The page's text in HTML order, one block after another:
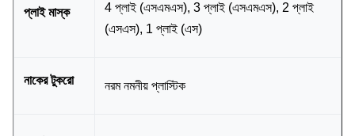
প্লাই মাস্ক
4 প্লাই (এসএমএস), 3 প্লাই (এসএমএস), 2 প্লাই
(এসএস), 1 প্লাই (এস)
নাকের টুকরো নরম নমনীয় প্লাস্টিক